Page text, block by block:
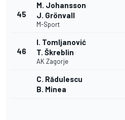
45
M. Johansson
J. Grönvall
M-Sport
46
I. Tomljanović
T. Škreblin
AK Zagorje
C. Rădulescu
B. Minea